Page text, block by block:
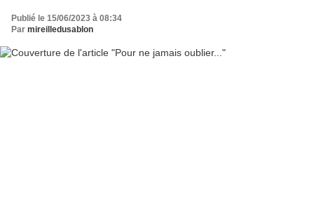
Publié le 15/06/2023 à 08:34
Par mireilledusablon